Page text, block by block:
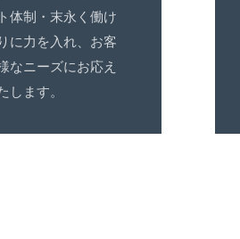
体制・末永く働け
に力を入れ、お客
なニーズにお応え
します。